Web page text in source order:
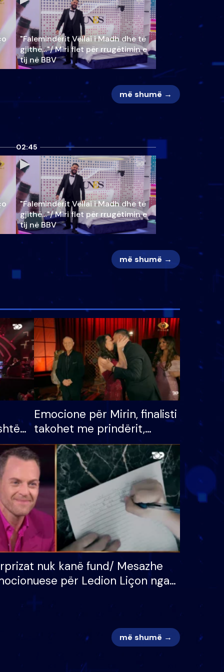
"Faleminderit Vëllai i Madh dhe të
gjithë…"/ Miri flet për rrugëtimin e
tij në BBV
më shumë →
02:45
"Faleminderit Vëllai i Madh dhe të
gjithë…"/ Miri flet për rrugëtimin e
tij në BBV
më shumë →
për
Emocione për Mirin, finalisti
takohet me prindërit,
vajzën dhe bashkëshorten:
S’kemi ndonjë letër divorci
apo jo?
nuk kanë fund/ Mesazhe
për Ledion Liçon nga
më shumë →